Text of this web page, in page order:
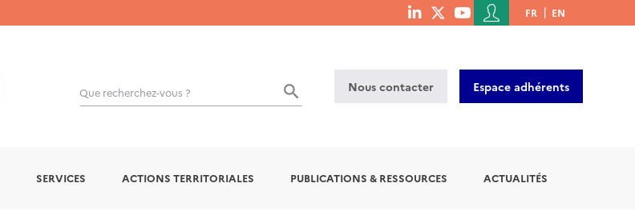
menu
Menu
du
de
l'utilisateur
FR EN
Que recherchez-vous ? Nous contacter Espace adhérents
SERVICES ACTIONS TERRITORIALES PUBLICATIONS & RESSOURCES ACTUALITÉS